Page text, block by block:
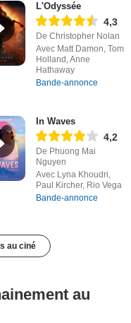
L'Odyssée
4,3
De Christopher Nolan
Avec Matt Damon, Tom
Holland, Anne
Hathaway
Bande-annonce
In Waves
4,2
De Phuong Mai
Nguyen
Avec Lyna Khoudri,
Paul Kircher, Rio Vega
Bande-annonce
au ciné
au